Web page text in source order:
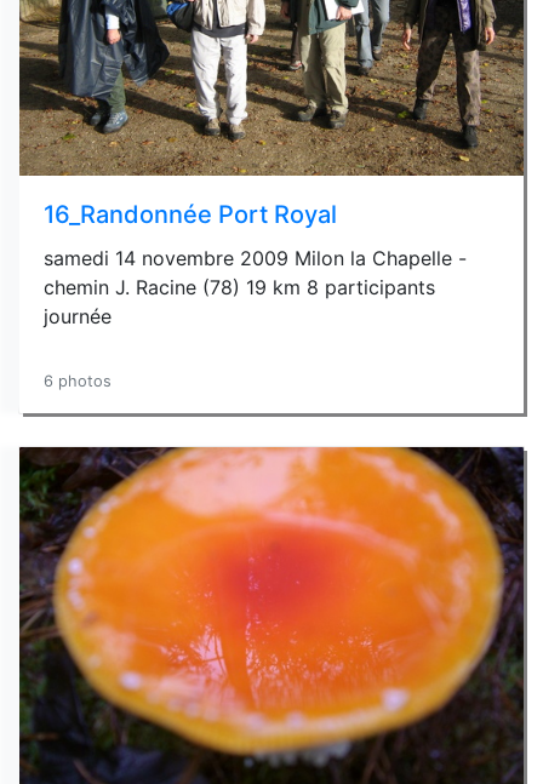
16_Randonnée Port Royal
samedi 14 novembre 2009 Milon la Chapelle -
chemin J. Racine (78) 19 km 8 participants
journée
6 photos